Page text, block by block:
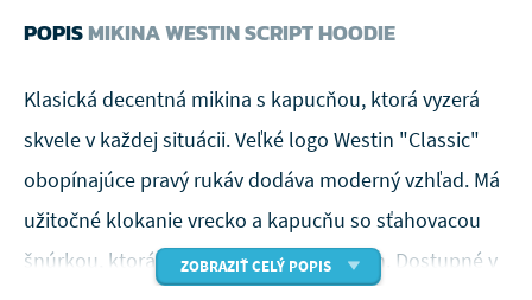
POPISMIKINA WESTIN SCRIPT HOODIE
Klasická decentná mikina s kapucňou, ktorá vyzerá
skvele v každej situácii. Veľké logo Westin "Classic"
obopínajúce pravý rukáv dodáva moderný vzhľad. Má
užitočné klokanie vrecko a kapucňu so sťahovacou
šnúrkou, ktorá chráni hlavu pred vetrom. Dostupné v
ZOBRAZIŤ CELÝ POPIS